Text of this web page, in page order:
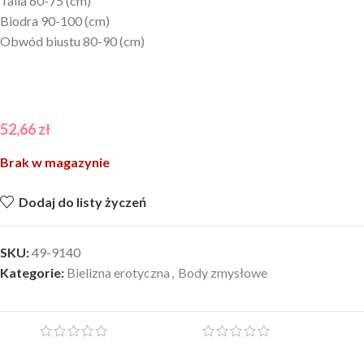
Biodra 90-100 (cm)
Obwód biustu 80-90 (cm)
52,66zł
Brak w magazynie
Dodaj do listy życzeń
SKU:49-9140
Kategorie: Bielizna erotyczna , Body zmysłowe